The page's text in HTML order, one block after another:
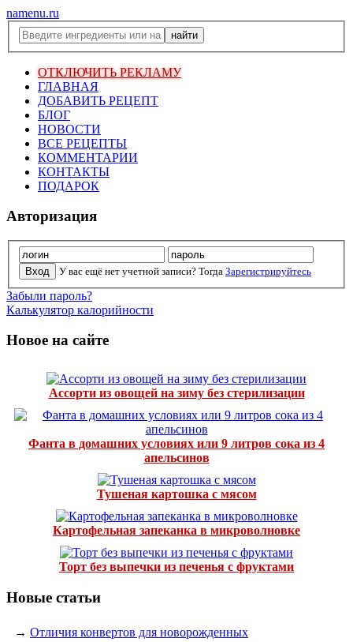
namenu.ru
ОТКЛЮЧИТЬ РЕКЛАМУ
ГЛАВНАЯ
ДОБАВИТЬ РЕЦЕПТ
БЛОГ
НОВОСТИ
ВСЕ РЕЦЕПТЫ
КОММЕНТАРИИ
КОНТАКТЫ
ПОДАРОК
Авторизация
У вас ещё нет учетной записи? Тогда Зарегистрируйтесь
Забыли пароль?
Калькулятор калорийности
Новое на сайте
Ассорти из овощей на зиму без стерилизации
Фанта в домашних условиях или 9 литров сока из 4
апельсинов
Тушеная картошка с мясом
Картофельная запеканка в микроволновке
Торт без выпечки из печенья с фруктами
Новые статьи
→ Отличия конвертов для новорожденных